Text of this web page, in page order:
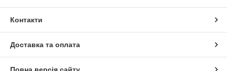
Контакти
Доставка та оплата